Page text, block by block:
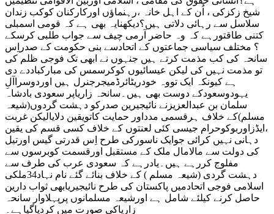
شیخ زکزکی ، اُن کے اہل خانہ ،رہنماؤں اورکارکنان کوکب زندان
سلاسل سے رہائی دلاتی ہیں؟دیکھنایہ بھی ہے کہ قومی اسمبلی
کتنی طاقتورہے کہ وہ حاضر آرمی چیف سے جواب طلبی کرسکے
؟ مختلف سیاسی جماعتوں کے اتحادسے بنی حکومت کے صدراِس
سانحہ کی کب مذمت کرتے ہیں جنہوں نے ابھی تک فوجی ظلم کی
تو مذمت نہیں کی لیکن عیسائیوں کوکرسمس کی مبارکباددے دی
ہے کیونکہ ایک تووہ خودریٹائرڈمیجرجنرل ہیں اوردوسراآلِ
یہودوسعودکے دوست بھی ہیں۔سانحہ زاریاپر سعودی بادشاہ
سلمان بن عبدالعزیزنے نائیجیرین صدرکو دہشت گردوں(شیعہ
مسلم)کے خلاف ہرقسمی مدداور حمایت کاتویقین دلایالیکن غربت
،ایڈزاوربوکوحرام جیسی کئی لعنتوں کے خلاف کسی قسم کی یقین
دہانی نہیں کرائی جوایک ناسورکی طرح اِس قدرتی گیس اورتیل
کی دولت سے مالامال ملک کے مستقبل اورقسمت کوبرسوں سے
مفلوج کررہے ہیں۔یادرہے کہ سعودی عرب کی طرف سے
دہشت گردی (شیعہ مسلم ) کے خلاف بنائے گئے نام نہاد34ملکی
اسلامی فوجی اتحادمیں پاکستان کی طرح نائیجیریابھی ثواب دارین
حاصل کرنے کیلئے شامل ہے اورشیعہ مسلمانوں پرپہلاوار سانحہ
زاریاکی صورت میں کردیاگیاہے۔